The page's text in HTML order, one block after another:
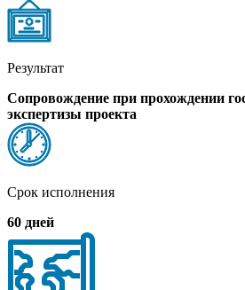
Результат
Сопровождение при прохождении
экспертизы проекта
Срок исполнения
60 дней